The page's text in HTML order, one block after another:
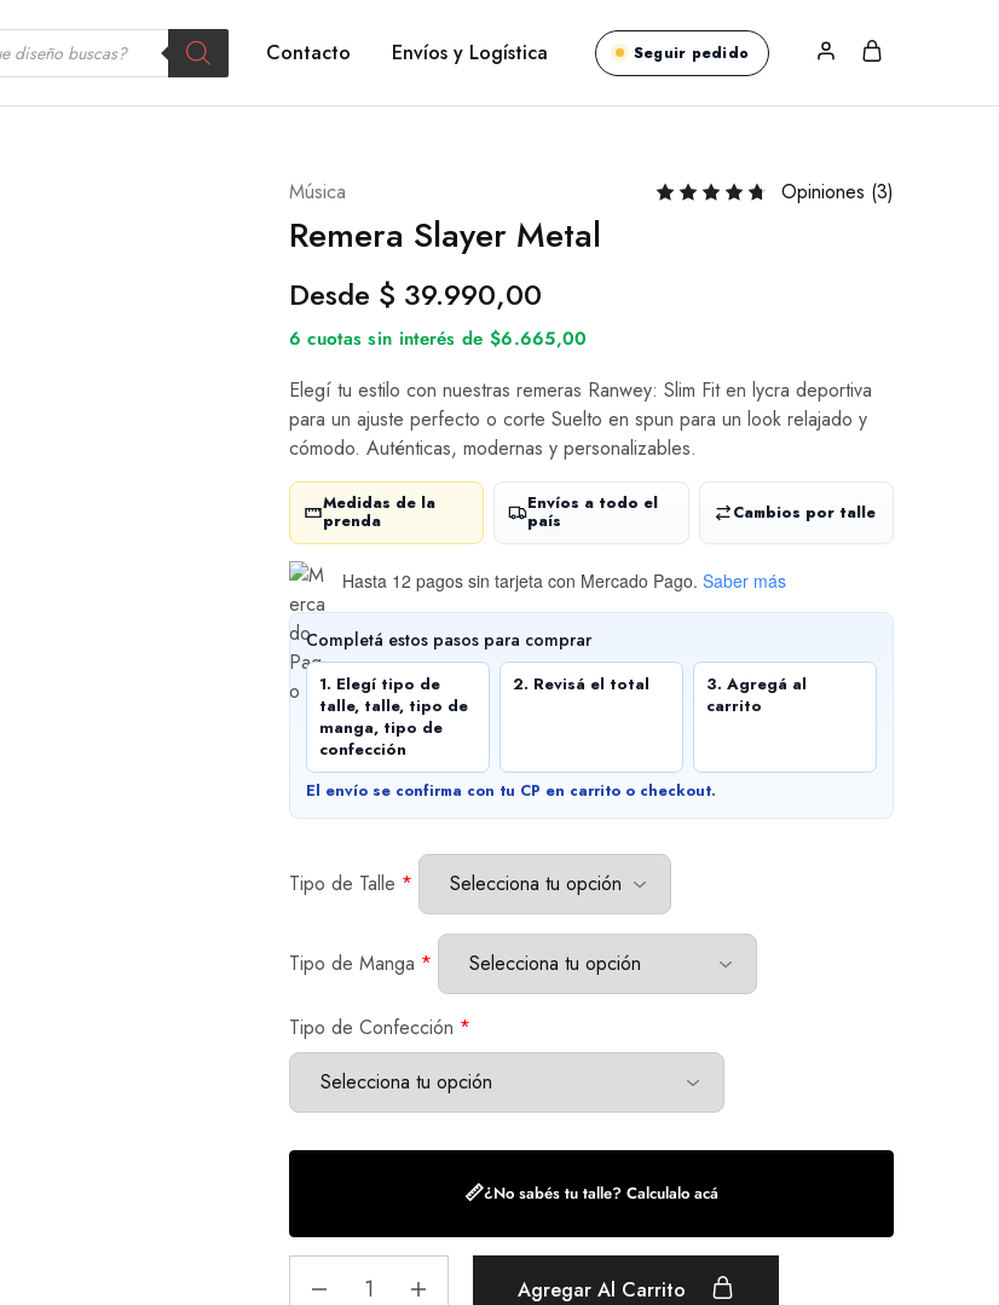
Contacto Envíos y Logística Seguir pedido
Música Opiniones (3)
Remera Slayer Metal
Desde $ 39.990,00
6 cuotas sin interés de $6.665,00
Elegí tu estilo con nuestras remeras Ranwey: Slim Fit en lycra deportiva
para un ajuste perfecto o corte Suelto en spun para un look relajado y
cómodo. Auténticas, modernas y personalizables.
Medidas de la
prenda
Envíos a todo el
país
Cambios por talle
Hasta 12 pagos sin tarjeta con Mercado Pago. Saber más
Completá estos pasos para comprar
1. Elegí tipo de
talle, talle, tipo de
manga, tipo de
confección
2. Revisá el total
3. Agregá al
carrito
El envío se confirma con tu CP en carrito o checkout.
Tipo de Talle *
Tipo de Manga *
Tipo de Confección *
📏¿No sabés tu talle? Calculalo acá
Agregar Al Carrito